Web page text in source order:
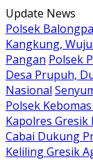
Langsung
ke
konten
Update News
Polsek
Kangkung,
Pangan Polsek
Desa Prupuh,
Nasional
Polsek
Kapolres Gresik
Cabai Dukung
Keliling Gresik